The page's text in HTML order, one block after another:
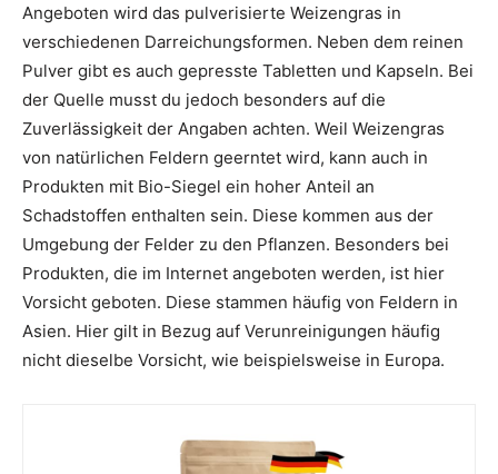
Angeboten wird das pulverisierte Weizengras in
verschiedenen Darreichungsformen. Neben dem reinen
Pulver gibt es auch gepresste Tabletten und Kapseln. Bei
der Quelle musst du jedoch besonders auf die
Zuverlässigkeit der Angaben achten. Weil Weizengras
von natürlichen Feldern geerntet wird, kann auch in
Produkten mit Bio-Siegel ein hoher Anteil an
Schadstoffen enthalten sein. Diese kommen aus der
Umgebung der Felder zu den Pflanzen. Besonders bei
Produkten, die im Internet angeboten werden, ist hier
Vorsicht geboten. Diese stammen häufig von Feldern in
Asien. Hier gilt in Bezug auf Verunreinigungen häufig
nicht dieselbe Vorsicht, wie beispielsweise in Europa.